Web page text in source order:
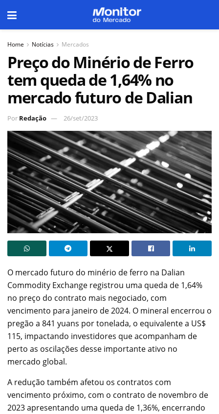
Home Notícias Mercados
Preço do Minério de Ferro
tem queda de 1,64% no
mercado futuro de Dalian
Por Redação 26/set/2023
O mercado futuro do minério de ferro na Dalian
Commodity Exchange registrou uma queda de 1,64%
no preço do contrato mais negociado, com
vencimento para janeiro de 2024. O mineral encerrou o
pregão a 841 yuans por tonelada, o equivalente a US$
115, impactando investidores que acompanham de
perto as oscilações desse importante ativo no
mercado global.
A redução também afetou os contratos com
vencimento próximo, com o contrato de novembro de
2023 apresentando uma queda de 1,36%, encerrando